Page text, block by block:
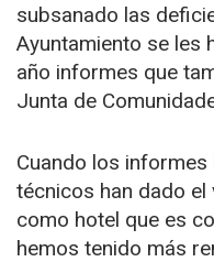
subsanado las
Ayuntamiento se les
año informes que
Junta de
Cuando los
técnicos han dado
como hotel que es
hemos tenido más